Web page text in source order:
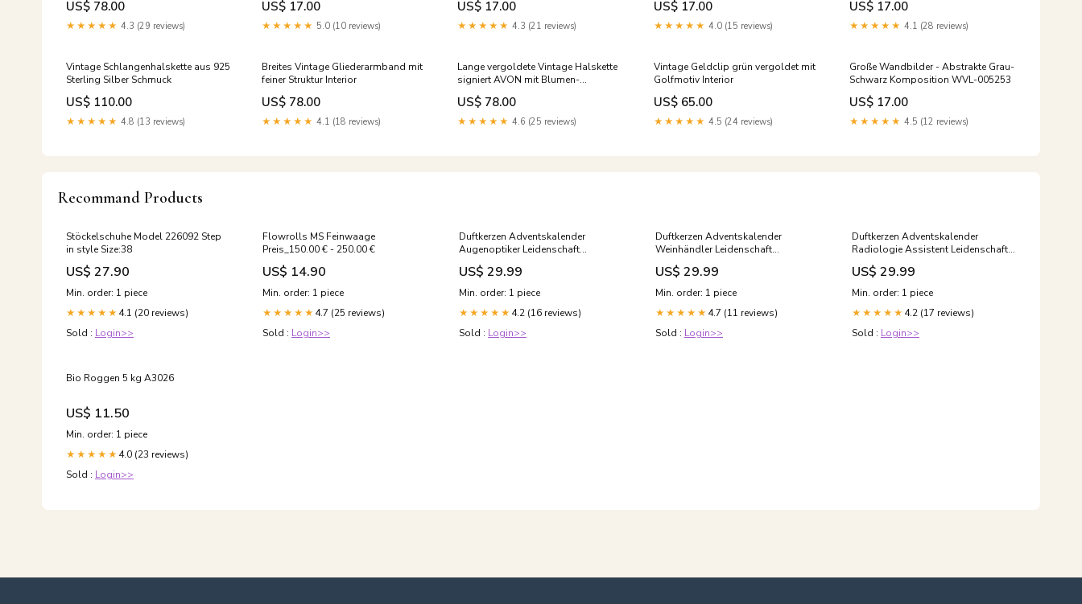
US$ 78.00
★★★★★ 4.3 (29 reviews)
US$ 17.00
★★★★★ 5.0 (10 reviews)
US$ 17.00
★★★★★ 4.3 (21 reviews)
US$ 17.00
★★★★★ 4.0 (15 reviews)
US$ 17.00
★★★★★ 4.1 (28 reviews)
Vintage Schlangenhalskette aus 925
Sterling Silber Schmuck
US$ 110.00
★★★★★ 4.8 (13 reviews)
Breites Vintage Gliederarmband mit
feiner Struktur Interior
US$ 78.00
★★★★★ 4.1 (18 reviews)
Lange vergoldete Vintage Halskette
signiert AVON mit Blumen-
Elementen Earrings
US$ 78.00
★★★★★ 4.6 (25 reviews)
Vintage Geldclip grün vergoldet mit
Golfmotiv Interior
US$ 65.00
★★★★★ 4.5 (24 reviews)
Große Wandbilder - Abstrakte Grau-
Schwarz Komposition WVL-005253
US$ 17.00
★★★★★ 4.5 (12 reviews)
Recommand Products
Stöckelschuhe Model 226092 Step
in style Size:38
US$ 27.90
Min. order: 1 piece
★★★★★ 4.1 (20 reviews)
Sold : Login>>
Flowrolls MS Feinwaage
Preis_150.00 € - 250.00 €
US$ 14.90
Min. order: 1 piece
★★★★★ 4.7 (25 reviews)
Sold : Login>>
Duftkerzen Adventskalender
Augenoptiker Leidenschaft
Farbe:Kreidetafel
US$ 29.99
Min. order: 1 piece
★★★★★ 4.2 (16 reviews)
Sold : Login>>
Duftkerzen Adventskalender
Weinhändler Leidenschaft
Farbe:Kreidetafel
US$ 29.99
Min. order: 1 piece
★★★★★ 4.7 (11 reviews)
Sold : Login>>
Duftkerzen Adventskalender
Radiologie Assistent Leidenschaft
Pinguin Bestes Kind der Welt
US$ 29.99
Min. order: 1 piece
★★★★★ 4.2 (17 reviews)
Sold : Login>>
Bio Roggen 5 kg A3026
US$ 11.50
Min. order: 1 piece
★★★★★ 4.0 (23 reviews)
Sold : Login>>